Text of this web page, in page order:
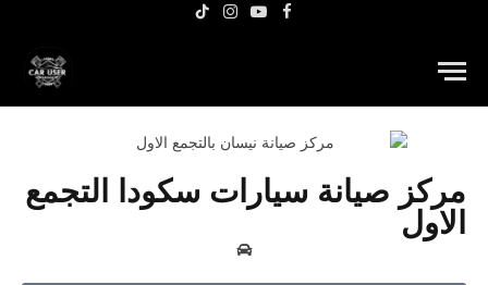
Facebook
YouTube
Instagram
TikTok
مركز صيانة سيارات سكودا التجمع
الاول